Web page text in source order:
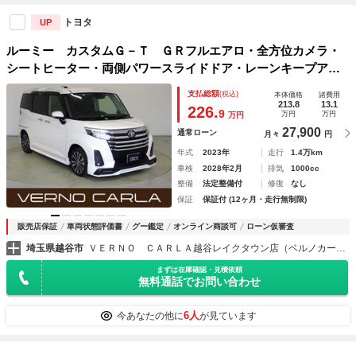
UP トヨタ
ルーミー カスタムＧ－Ｔ ＧＲフルエアロ・全方位カメラ・
シートヒーター・両側パワースライドドア・レーンキープアラ
ート・障害物センサー・衝突軽減ブレーキ・クルーズコントロ
ール・純正ＡＷ・ＬＥＤヘッドライト・ＥＴＣ２．０
支払総額(税込)
226.9 万円
本体価格
213.8
万円
諸費用
13.1
万円
通常ローン 月々 27,900 円
年式 2023年 走行
1.4万km
車検
2028年2月 排気
1000cc
整備
法定整備付 修復
なし
保証
保証付 (12ヶ月・走行無制限)
販売店保証 車両状態評価書 グー鑑定 オンライン商談可 ローン仮審査
埼玉県越谷市
まずは在庫確認・見積依頼
無料通話でお問い合わせ
今あなたの他に6人が見ています